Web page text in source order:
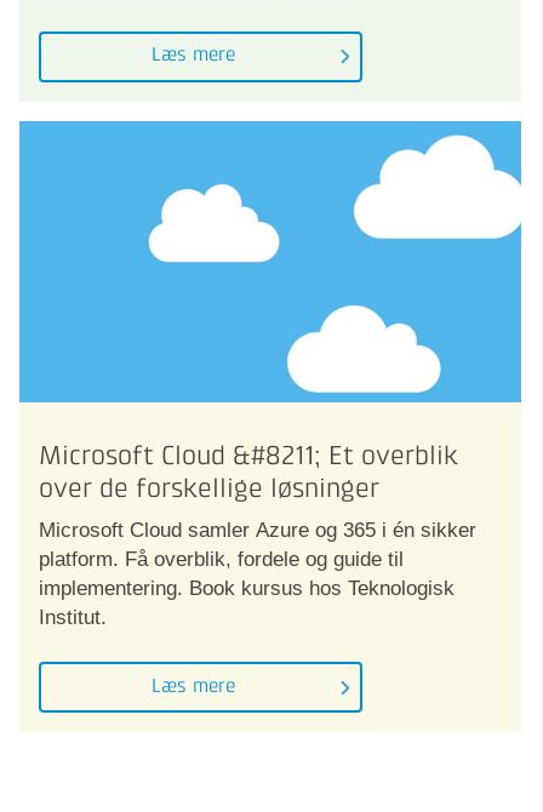
Læs mere
Microsoft Cloud &#8211; Et overblik
over de forskellige løsninger
Microsoft Cloud samler Azure og 365 i én sikker
platform. Få overblik, fordele og guide til
implementering. Book kursus hos Teknologisk
Institut.
Læs mere